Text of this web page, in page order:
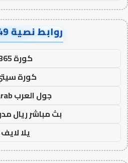
روابط نصية AA67449
كورة 365
كورة
جول العرب goalarab
بث مباشر ريال
يلا لايف